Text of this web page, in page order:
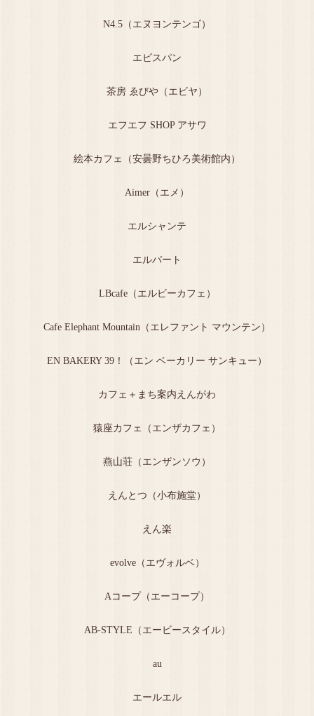
N4.5（エヌヨンテンゴ）
エビスパン
茶房 ゑびや（エビヤ）
エフエフ SHOP アサワ
絵本カフェ（安曇野ちひろ美術館内）
Aimer（エメ）
エルシャンテ
エルバート
LBcafe（エルビーカフェ）
Cafe Elephant Mountain（エレファント マウンテン）
EN BAKERY 39！（エン ベーカリー サンキュー）
カフェ＋まち案内えんがわ
猿座カフェ（エンザカフェ）
燕山荘（エンザンソウ）
えんとつ（小布施堂）
えん楽
evolve（エヴォルベ）
Aコープ（エーコープ）
AB-STYLE（エービースタイル）
au
エールエル